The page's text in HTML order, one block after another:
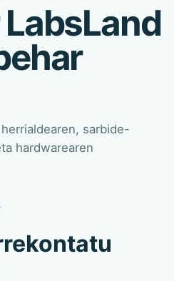
LabsLand
sarbide-
hardwarearen